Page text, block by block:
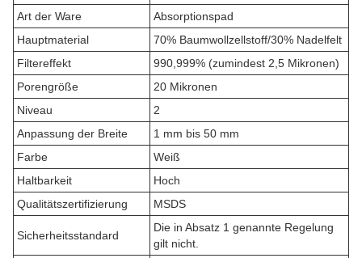
Art der Ware
Absorptionspad
Hauptmaterial
70% Baumwollzellstoff/30% Nadelfelt
Filtereffekt
990,999% (zumindest 2,5 Mikronen)
Porengröße
20 Mikronen
Niveau
2
Anpassung der Breite
1 mm bis 50 mm
Farbe
Weiß
Haltbarkeit
Hoch
Qualitätszertifizierung
MSDS
Sicherheitsstandard
Die in Absatz 1 genannte Regelung
gilt nicht.